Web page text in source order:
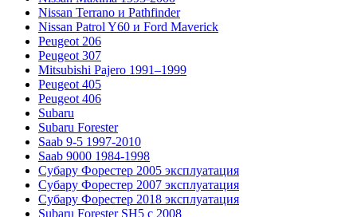
Nissan Terrano и Pathfinder
Nissan Patrol Y60 и Ford Maverick
Peugeot 206
Peugeot 307
Mitsubishi Pajero 1991–1999
Peugeot 405
Peugeot 406
Subaru
Subaru Forester
Saab 9-5 1997-2010
Saab 9000 1984-1998
Субару Форестер 2005 эксплуатация
Субару Форестер 2007 эксплуатация
Субару Форестер 2018 эксплуатация
Subaru Forester SH5 с 2008